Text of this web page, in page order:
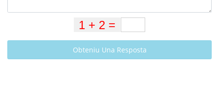
Obteniu Una Resposta